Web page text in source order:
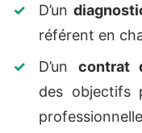
D’un
référent en
D’un contrat
des objectifs